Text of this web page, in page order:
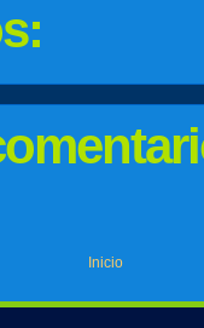
Inicio